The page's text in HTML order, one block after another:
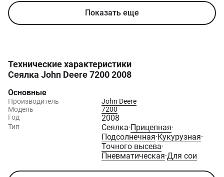
Показать еще
Технические характеристики
Сеялка John Deere 7200 2008
Основные
Производитель
John Deere
Модель
7200
Год
2008
Тип Сеялка·Прицепная·
Подсолнечная·Кукурузная·
Точного высева·
Пневматическая·Для сои